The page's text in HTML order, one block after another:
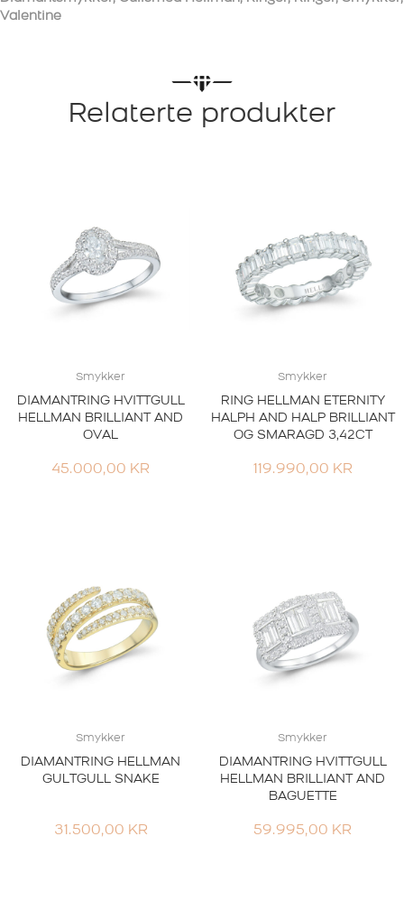
Valentine
Relaterte produkter
Smykker
DIAMANTRING HVITTGULL
HELLMAN BRILLIANT AND
OVAL
45.000,00 KR
Smykker
RING HELLMAN ETERNITY
HALPH AND HALP BRILLIANT
OG SMARAGD 3,42CT
119.990,00 KR
Smykker
DIAMANTRING HELLMAN
GULTGULL SNAKE
31.500,00 KR
Smykker
DIAMANTRING HVITTGULL
HELLMAN BRILLIANT AND
BAGUETTE
59.995,00 KR